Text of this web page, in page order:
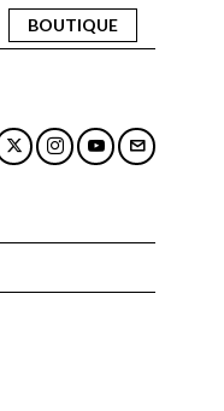
BOUTIQUE